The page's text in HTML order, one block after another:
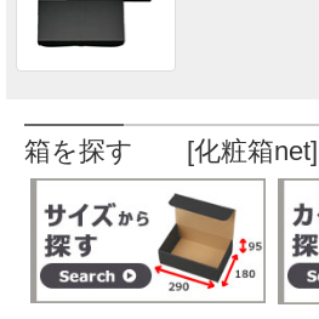
箱を探す [化粧箱net]